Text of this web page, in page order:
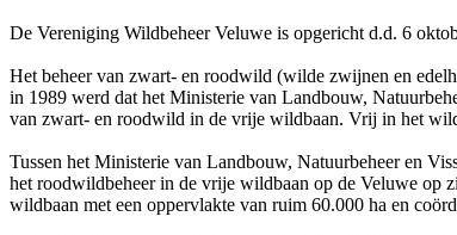
De Vereniging Wildbeheer Veluwe is opgericht d.d. 6
Het beheer van zwart- en roodwild (wilde zwijnen en
in 1989 werd dat het Ministerie van Landbouw,
van zwart- en roodwild in de vrije wildbaan. Vrij in het
Tussen het Ministerie van Landbouw, Natuurbeheer en
het roodwildbeheer in de vrije wildbaan op de Veluwe op
wildbaan met een oppervlakte van ruim 60.000 ha en